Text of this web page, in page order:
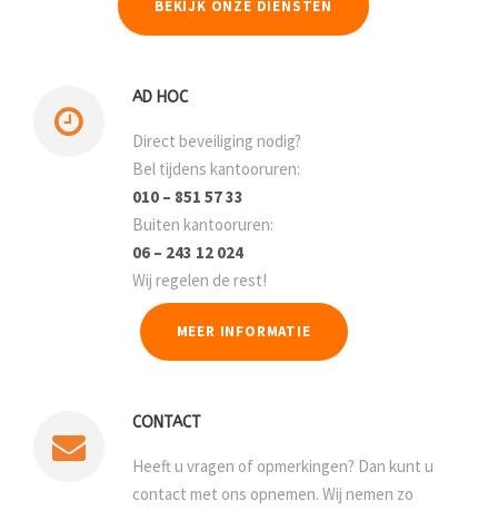
BEKIJK ONZE DIENSTEN
AD HOC
Direct beveiliging nodig?
Bel tijdens kantooruren:
010 – 851 57 33
Buiten kantooruren:
06 – 243 12 024
Wij regelen de rest!
MEER INFORMATIE
CONTACT
Heeft u vragen of opmerkingen? Dan kunt u
contact met ons opnemen. Wij nemen zo